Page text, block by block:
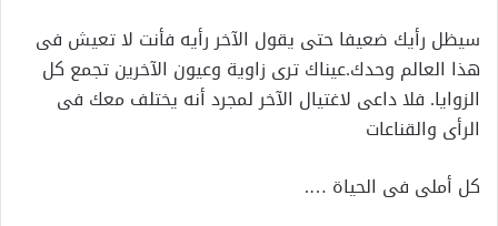
سيظل رأيك ضعيفا حتى يقول الآخر رأيه فأنت لا تعيش فى
هذا العالم وحدك.عيناك ترى زاوية وعيون الآخرين تجمع كل
الزوايا. فلا داعى لاغتيال الآخر لمجرد أنه يختلف معك فى
الرأى والقناعات
كل أملى فى الحياة ….